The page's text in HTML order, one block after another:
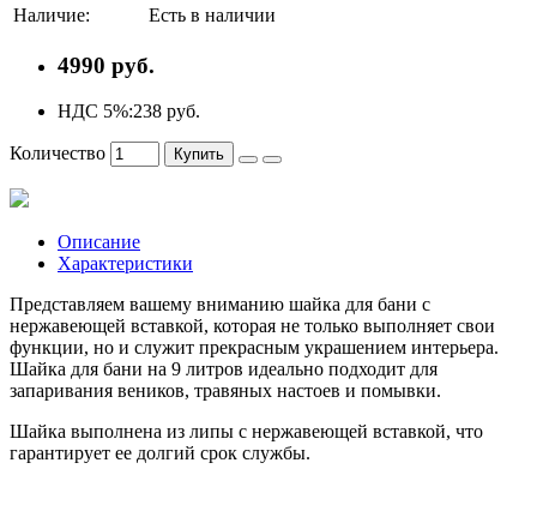
Наличие:
Есть в наличии
4990 руб.
НДС 5%:238 руб.
Количество Купить
Описание
Характеристики
Представляем вашему вниманию шайка для бани с
нержавеющей вставкой, которая не только выполняет свои
функции, но и служит прекрасным украшением интерьера.
Шайка для бани на 9 литров идеально подходит для
запаривания веников, травяных настоев и помывки.
Шайка выполнена из липы с нержавеющей вставкой, что
гарантирует ее долгий срок службы.